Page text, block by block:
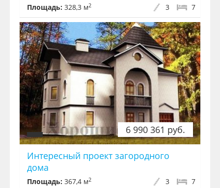
Площадь: 328,3 м2 7
3
6 990 361 руб.
Интересный проект загородного
дома
Площадь: 367,4 м2 7
3